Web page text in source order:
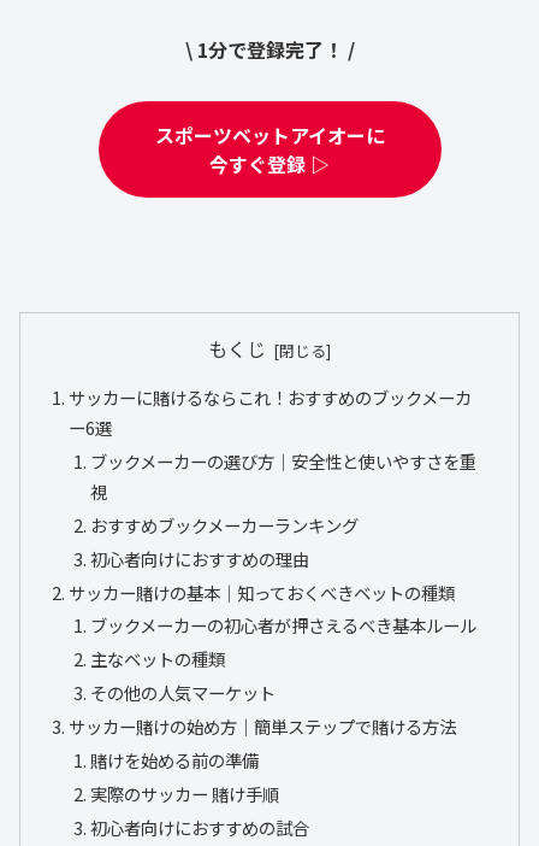
\ 1分で登録完了！ /
スポーツベットアイオーに
今すぐ登録 ▷
もくじ
サッカーに賭けるならこれ！おすすめのブックメーカ
ー6選
ブックメーカーの選び方｜安全性と使いやすさを重
視
おすすめブックメーカーランキング
初心者向けにおすすめの理由
サッカー賭けの基本｜知っておくべきベットの種類
ブックメーカーの初心者が押さえるべき基本ルール
主なベットの種類
その他の人気マーケット
サッカー賭けの始め方｜簡単ステップで賭ける方法
賭けを始める前の準備
実際のサッカー 賭け手順
初心者向けにおすすめの試合